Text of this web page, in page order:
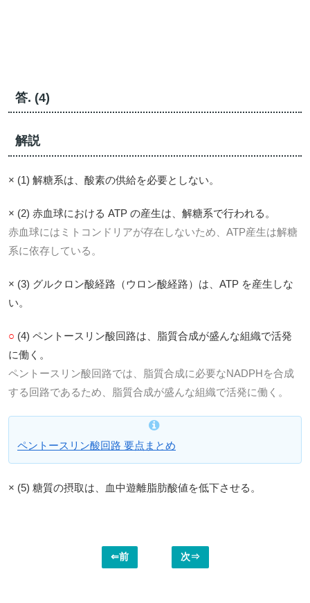
答. (4)
解説
× (1) 解糖系は、酸素の供給を必要としない。
× (2) 赤血球における ATP の産生は、解糖系で行われる。
赤血球にはミトコンドリアが存在しないため、ATP産生は解糖
系に依存している。
× (3) グルクロン酸経路（ウロン酸経路）は、ATP を産生しな
い。
○ (4) ペントースリン酸回路は、脂質合成が盛んな組織で活発
に働く。
ペントースリン酸回路では、脂質合成に必要なNADPHを合成
する回路であるため、脂質合成が盛んな組織で活発に働く。
ペントースリン酸回路 要点まとめ
× (5) 糖質の摂取は、血中遊離脂肪酸値を低下させる。
⇐前 次⇒